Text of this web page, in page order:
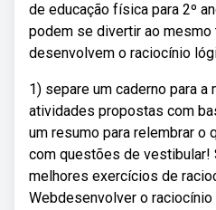
de educação física para 2º
podem se divertir ao mesmo
desenvolvem o raciocínio
1) separe um caderno para a
atividades propostas com
um resumo para relembrar o
com questões de vestibular!
melhores exercícios de
Webdesenvolver o